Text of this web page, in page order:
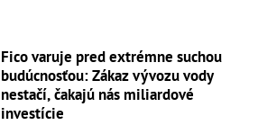
Fico varuje pred extrémne suchou
budúcnosťou: Zákaz vývozu vody
nestačí, čakajú nás miliardové
investície